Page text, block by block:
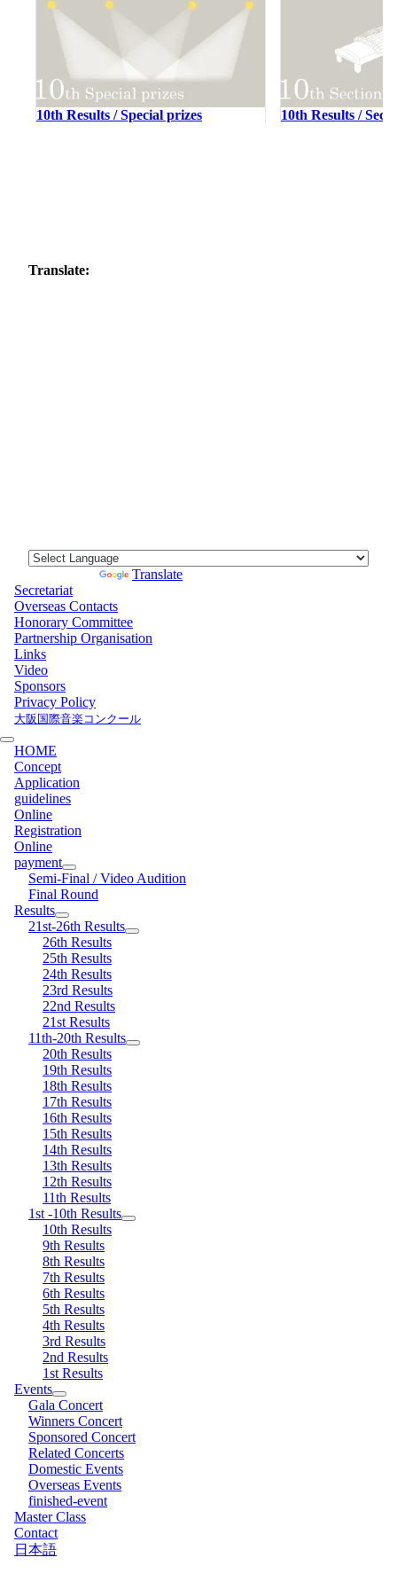
10th Results / Special prizes 10th Results /
Translate:
Translate
Secretariat
Overseas Contacts
Honorary Committee
Partnership Organisation
Links
Video
Sponsors
Privacy Policy
大阪国際音楽コンクール
HOME
Concept
Application
guidelines
Online
Registration
Online
payment
Semi-Final / Video Audition
Final Round
Results
21st-26th Results
26th Results
25th Results
24th Results
23rd Results
22nd Results
21st Results
11th-20th Results
20th Results
19th Results
18th Results
17th Results
16th Results
15th Results
14th Results
13th Results
12th Results
11th Results
1st -10th Results
10th Results
9th Results
8th Results
7th Results
6th Results
5th Results
4th Results
3rd Results
2nd Results
1st Results
Events
Gala Concert
Winners Concert
Sponsored Concert
Related Concerts
Domestic Events
Overseas Events
finished-event
Master Class
Contact
日本語